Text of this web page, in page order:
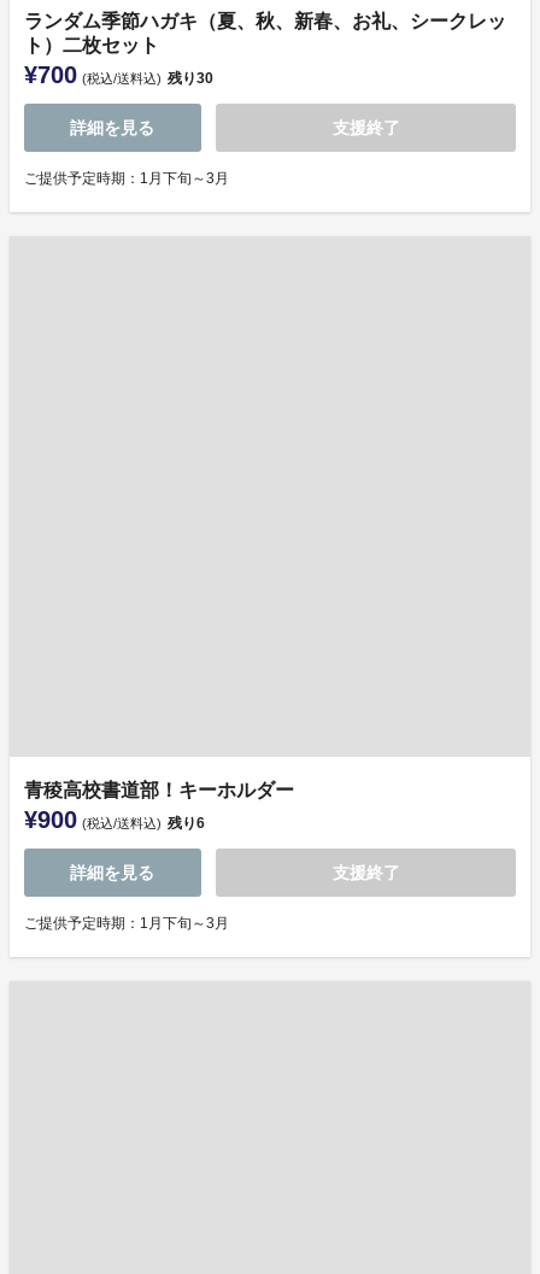
ランダム季節ハガキ（夏、秋、新春、お礼、シークレッ
ト）二枚セット
¥700 (税込/送料込) 残り30
詳細を見る 支援終了
ご提供予定時期：1月下旬～3月
青稜高校書道部！キーホルダー
¥900 (税込/送料込) 残り6
詳細を見る 支援終了
ご提供予定時期：1月下旬～3月